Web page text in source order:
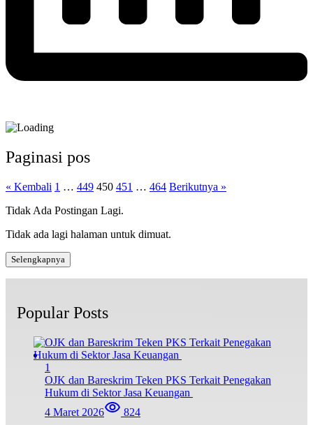
Paginasi pos
« Kembali 1 … 449 450 451 … 464 Berikutnya »
Tidak Ada Postingan Lagi.
Tidak ada lagi halaman untuk dimuat.
Selengkapnya
Popular Posts
1
OJK dan Bareskrim Teken PKS Terkait Penegakan
Hukum di Sektor Jasa Keuangan
4 Maret 2026
824